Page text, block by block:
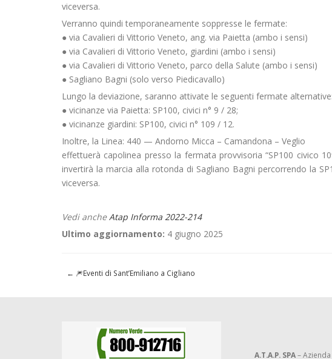
viceversa.
Verranno quindi temporaneamente soppresse le fermate:
● via Cavalieri di Vittorio Veneto, ang. via Paietta (ambo i sensi)
● via Cavalieri di Vittorio Veneto, giardini (ambo i sensi)
● via Cavalieri di Vittorio Veneto, parco della Salute (ambo i sensi)
● Sagliano Bagni (solo verso Piedicavallo)
Lungo la deviazione, saranno attivate le seguenti fermate alternative:
● vicinanze via Paietta: SP100, civici n° 9 / 28;
● vicinanze giardini: SP100, civici n° 109 / 12.
Inoltre, la Linea: 440 — Andorno Micca – Camandona – Veglio
effettuerà capolinea presso la fermata provvisoria “SP100 civico
invertirà la marcia alla rotonda di Sagliano Bagni percorrendo la
viceversa.
Vedi ancheAtap Informa 2022-214
Ultimo aggiornamento: 4 giugno 2025
← 🎆Eventi di Sant’Emiliano a Cigliano
A.T.A.P. SPA–